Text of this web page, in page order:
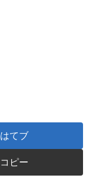
はてブ
コピー